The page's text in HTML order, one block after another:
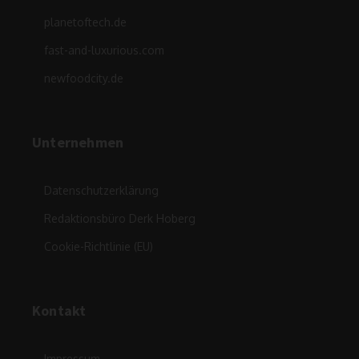
planetoftech.de
fast-and-luxurious.com
newfoodcity.de
Unternehmen
Datenschutzerklärung
Redaktionsbüro Derk Hoberg
Cookie-Richtlinie (EU)
Kontakt